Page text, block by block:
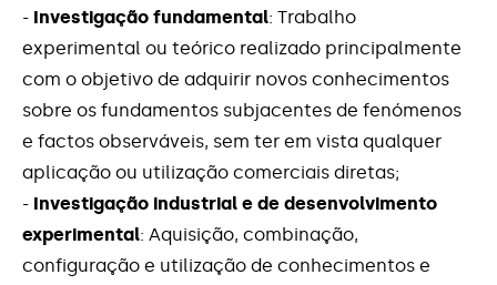
Medidas de Apoio às Microempresas –
Programa ADAPTAR
Medidas de Apoio às PME – Programa
ADAPTAR
Medidas Excecionais de Apoio às Empresas -
Impacto do COVID-19
Portugal 2020
- Investigação fundamental: Trabalho
experimental ou teórico realizado principalmente
com o objetivo de adquirir novos conhecimentos
sobre os fundamentos subjacentes de fenómenos
e factos observáveis, sem ter em vista qualquer
aplicação ou utilização comerciais diretas;
- Investigação industrial e de desenvolvimento
experimental: Aquisição, combinação,
configuração e utilização de conhecimentos e